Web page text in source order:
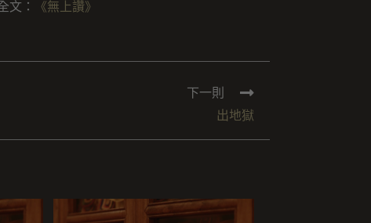
文： 《無上讚》
下一則
出地獄